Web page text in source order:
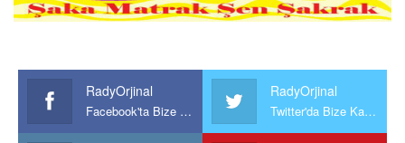
RadyOrjinal
Facebook'ta Bize Katılın
RadyOrjinal
Twitter'da Bize Katılın